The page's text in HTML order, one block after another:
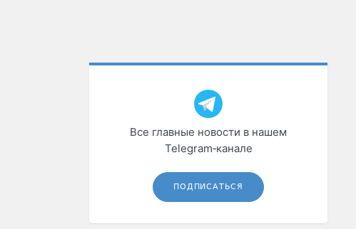
Все главные новости в нашем
Telegram‑канале
ПОДПИСАТЬСЯ